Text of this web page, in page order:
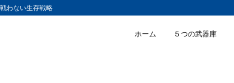
わない生存戦略
ホーム ５つの武器庫